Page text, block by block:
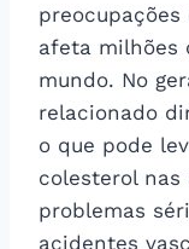
afeta milhões
mundo. No
relacionado
o que pode
colesterol nas
problemas
acidentes